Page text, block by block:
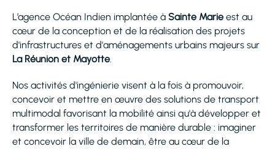
L’agence Océan Indien implantée à Sainte Marie est au
cœur de la conception et de la réalisation des projets
d'infrastructures et d'aménagements urbains majeurs sur
La Réunion et Mayotte.
Nos activités d'ingénierie visent à la fois à promouvoir,
concevoir et mettre en œuvre des solutions de transport
multimodal favorisant la mobilité ainsi qu'à développer et
transformer les territoires de manière durable : imaginer
et concevoir la ville de demain, être au cœur de la